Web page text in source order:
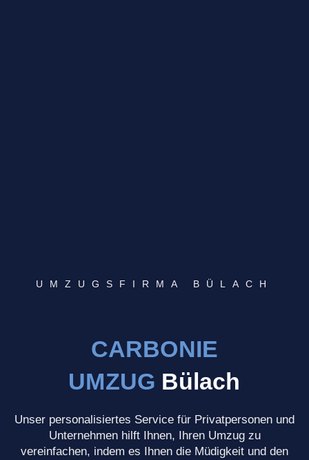
UMZUGSFIRMA BÜLACH
CARBONIE
UMZUG Bülach
Unser personalisiertes Service für Privatpersonen und
Unternehmen hilft Ihnen, Ihren Umzug zu
vereinfachen, indem es Ihnen die Müdigkeit und den